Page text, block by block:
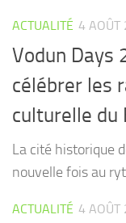
ACTUALITÉ 4 AOÛT
Vodun Days
célébrer les
culturelle du
La cité historique
nouvelle fois au
ACTUALITÉ 4 AOÛT